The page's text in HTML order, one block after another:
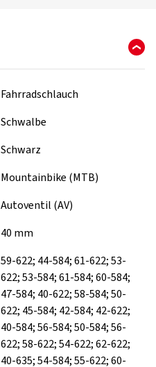
Fahrradschlauch
Schwalbe
Schwarz
Mountainbike (MTB)
Autoventil (AV)
40 mm
59-622; 44-584; 61-622; 53-
622; 53-584; 61-584; 60-584;
47-584; 40-622; 58-584; 50-
622; 45-584; 42-584; 42-622;
40-584; 56-584; 50-584; 56-
622; 58-622; 54-622; 62-622;
40-635; 54-584; 55-622; 60-